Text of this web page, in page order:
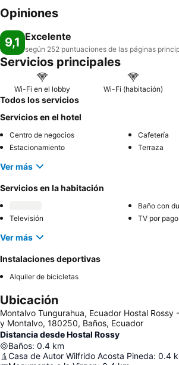
Opiniones
9,1 Excelente
según 252 puntuaciones de las páginas
Servicios principales
Wi-Fi en el lobby Wi-Fi (habitación)
Todos los servicios
Servicios en el hotel
Centro de negocios
Cafetería
Estacionamiento
Terraza
Ver más
Servicios en la habitación
Baño con
Televisión
TV por pago
Ver más
Instalaciones deportivas
Alquiler de bicicletas
Ubicación
Montalvo Tungurahua, Ecuador Hostal Rossy
y Montalvo, 180250, Baños, Ecuador
Distancia desde Hostal Rossy
Baños: 0.4 km
Casa de Autor Wilfrido Acosta Pineda: 0.4